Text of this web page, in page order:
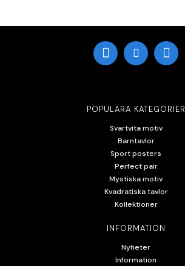
POPULÄRA KATEGORIER
Svartvita motiv
Barntavlor
Sport posters
Perfect pair
Mystiska motiv
Kvadratiska tavlor
Kollektioner
INFORMATION
Nyheter
Information